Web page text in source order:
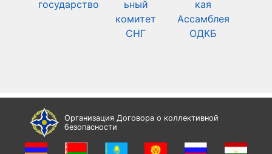
государство
ьный
комитет
СНГ
кая
Ассамблея
ОДКБ
Организация Договора о коллективной
безопасности